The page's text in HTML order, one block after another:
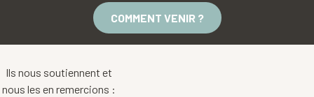
COMMENT VENIR ?
Ils nous soutiennent et
nous les en remercions :